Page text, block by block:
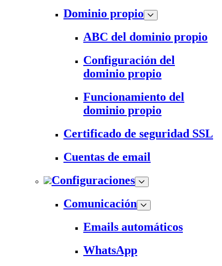
Dominio propio
ABC del dominio propio
Configuración del
dominio propio
Funcionamiento del
dominio propio
Certificado de seguridad SSL
Cuentas de email
Configuraciones
Comunicación
Emails automáticos
WhatsApp